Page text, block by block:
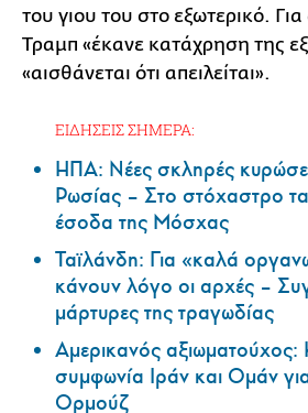
του γιου του στο εξωτερικό.
Τραμπ «έκανε κατάχρηση της
«αισθάνεται ότι απειλείται».
ΕΙΔΗΣΕΙΣ ΣΗΜΕΡΑ:
ΗΠΑ: Nέες σκληρές
Ρωσίας – Στο στόχαστρο τα
έσοδα της Μόσχας
Ταϊλάνδη: Για «καλά
κάνουν λόγο οι αρχές –
μάρτυρες της τραγωδίας
Αμερικανός αξιωματούχος:
συμφωνία Ιράν και Ομάν
Ορμούζ